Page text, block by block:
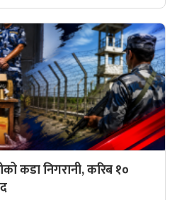
कडा निगरानी, करिब १०